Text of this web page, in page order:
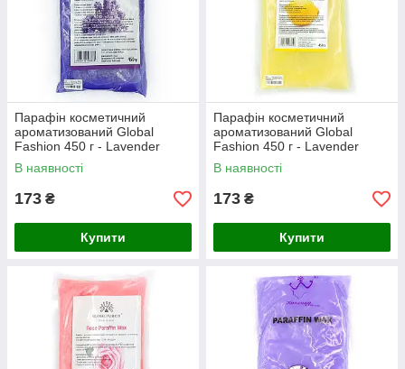
Парафін косметичний
ароматизований Global
Fashion 450 г - Lavender
В наявності
173 ₴
Купити
Парафін косметичний
ароматизований Global
Fashion 450 г - Lavender
В наявності
173 ₴
Купити